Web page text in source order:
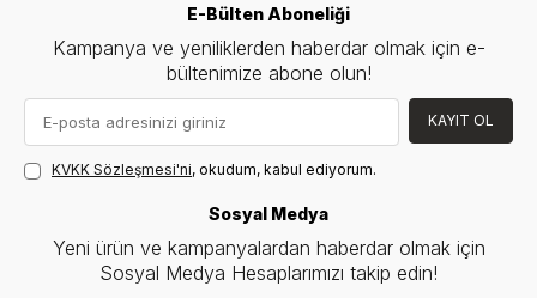
E-Bülten Aboneliği
Kampanya ve yeniliklerden haberdar olmak için e-
bültenimize abone olun!
KAYIT OL
KVKK Sözleşmesi'ni, okudum, kabul ediyorum.
Sosyal Medya
Yeni ürün ve kampanyalardan haberdar olmak için
Sosyal Medya Hesaplarımızı takip edin!